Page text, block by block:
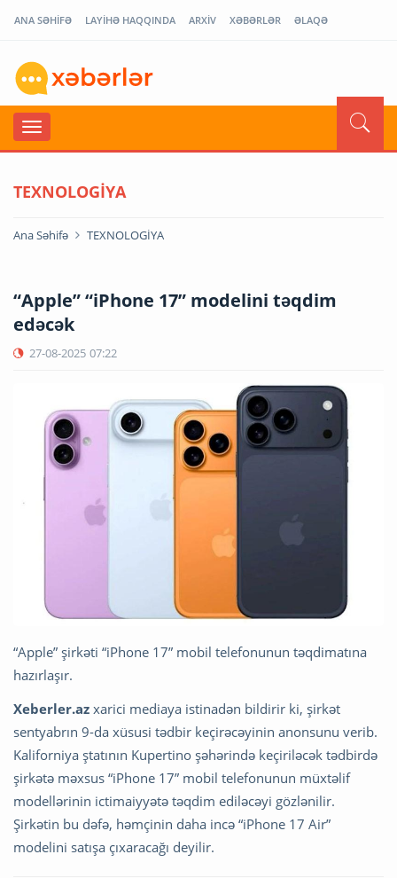
ANA SƏHİFƏ LAYİHƏ HAQQINDA ARXİV XƏBƏRLƏR ƏLAQƏ
TEXNOLOGİYA
Ana Səhifə TEXNOLOGİYA
“Apple” “iPhone 17” modelini təqdim
edəcək
27-08-2025 07:22
“Apple” şirkəti “iPhone 17” mobil telefonunun təqdimatına
hazırlaşır.
Xeberler.az xarici mediaya istinadən bildirir ki, şirkət
sentyabrın 9-da xüsusi tədbir keçirəcəyinin anonsunu verib.
Kaliforniya ştatının Kupertino şəhərində keçiriləcək tədbirdə
şirkətə məxsus “iPhone 17” mobil telefonunun müxtəlif
modellərinin ictimaiyyətə təqdim ediləcəyi gözlənilir.
Şirkətin bu dəfə, həmçinin daha incə “iPhone 17 Air”
modelini satışa çıxaracağı deyilir.